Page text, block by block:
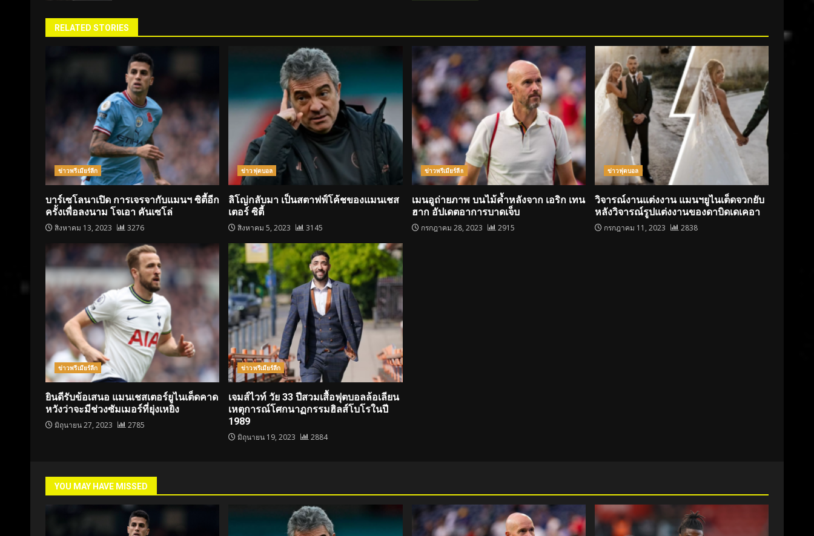
RELATED STORIES
ข่าวพรีเมียร์ลีก
บาร์เซโลนาเปิด การเจรจากับแมนฯ ซิตี้อีก
ครั้งเพื่อลงนาม โจเอา คันเซโล่
สิงหาคม 13, 2023 3276
ข่าวฟุตบอล
ลิโญ่กลับมา เป็นสตาฟฟ์โค้ชของแมนเชส
เตอร์ ซิตี้
สิงหาคม 5, 2023 3145
ข่าวพรีเมียร์ลีก
เมนอูถ่ายภาพ บนไม้ค้ำหลังจาก เอริก เทน
ฮาก อัปเดตอาการบาดเจ็บ
กรกฎาคม 28, 2023 2915
ข่าวฟุตบอล
วิจารณ์งานแต่งงาน แมนฯยูไนเต็ดจวกยับ
หลังวิจารณ์รูปแต่งงานของดาบิดเดเคอา
กรกฎาคม 11, 2023 2838
ข่าวพรีเมียร์ลีก
ยินดีรับข้อเสนอ แมนเชสเตอร์ยูไนเต็ดคาด
หวังว่าจะมีช่วงซัมเมอร์ที่ยุ่งเหยิง
มิถุนายน 27, 2023 2785
ข่าวพรีเมียร์ลีก
เจมส์ไวท์ วัย 33 ปีสวมเสื้อฟุตบอลล้อเลียน
เหตุการณ์โศกนาฏกรรมฮิลส์โบโรในปี
1989
มิถุนายน 19, 2023 2884
YOU MAY HAVE MISSED